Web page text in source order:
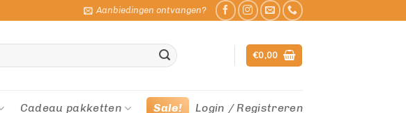
Aanbiedingen ontvangen?
€0,00
Cadeau pakketten Sale! Login / Registreren